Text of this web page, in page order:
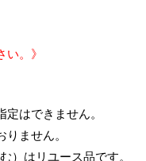
。》
はできません。
ません。
はリユース品です。